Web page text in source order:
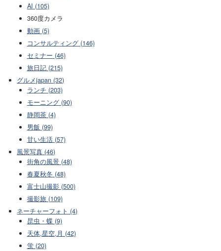
AI (105)
360度カメラ
動画 (5)
コンサルティング (146)
セミナー (46)
旅日記 (215)
グルメjapan (32)
ランチ (203)
モーニング (90)
静岡茶 (4)
男飯 (99)
甘い生活 (57)
風景写真 (46)
街角の風景 (48)
春夏秋冬 (48)
富士山撮影 (500)
撮影旅 (109)
ネーチャーフォト (4)
昆虫・蝶 (9)
天体,星空,月 (42)
蛍 (20)